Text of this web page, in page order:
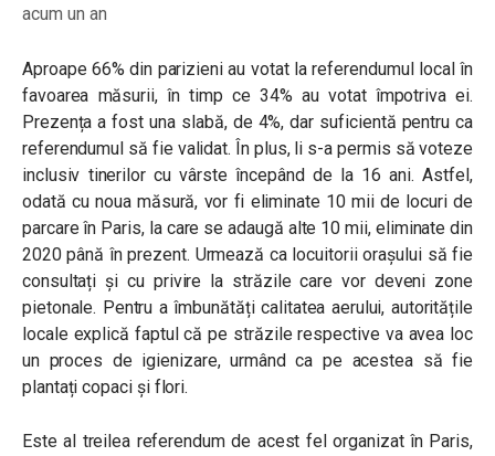
acum un an
Aproape 66% din parizieni au votat la referendumul local în
favoarea măsurii, în timp ce 34% au votat împotriva ei.
Prezența a fost una slabă, de 4%, dar suficientă pentru ca
referendumul să fie validat. În plus, li s-a permis să voteze
inclusiv tinerilor cu vârste începând de la 16 ani. Astfel,
odată cu noua măsură, vor fi eliminate 10 mii de locuri de
parcare în Paris, la care se adaugă alte 10 mii, eliminate din
2020 până în prezent. Urmează ca locuitorii orașului să fie
consultați și cu privire la străzile care vor deveni zone
pietonale. Pentru a îmbunătăți calitatea aerului, autoritățile
locale explică faptul că pe străzile respective va avea loc
un proces de igienizare, urmând ca pe acestea să fie
plantați copaci și flori.
Este al treilea referendum de acest fel organizat în Paris,